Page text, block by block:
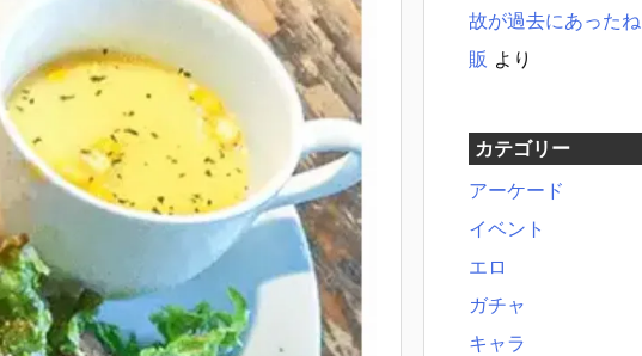
故が過去にあったね
販 より
カテゴリー
アーケード
イベント
エロ
ガチャ
キャラ